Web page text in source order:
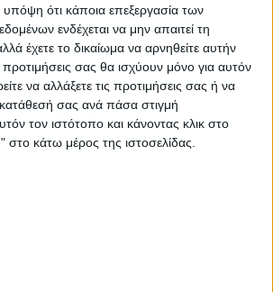
υπόψη ότι κάποια επεξεργασία των
ενδέχεται να μην απαιτεί τη
έχετε το δικαίωμα να αρνηθείτε αυτήν
σας θα ισχύουν μόνο για αυτόν
να αλλάξετε τις προτιμήσεις σας ή να
σας ανά πάσα στιγμή
τον ιστότοπο και κάνοντας κλικ στο
κάτω μέρος της ιστοσελίδας.